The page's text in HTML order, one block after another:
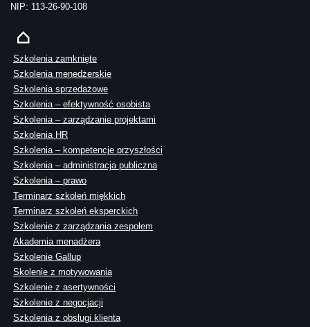
NIP: 113-26-90-108
Szkolenia zamknięte
Szkolenia menedżerskie
Szkolenia sprzedażowe
Szkolenia – efektywność osobista
Szkolenia – zarządzanie projektami
Szkolenia HR
Szkolenia – kompetencje przyszłości
Szkolenia – administracja publiczna
Szkolenia – prawo
Terminarz szkoleń miękkich
Terminarz szkoleń eksperckich
Szkolenie z zarządzania zespołem
Akademia menadżera
Szkolenie Gallup
Skolenie z motywowania
Szkolenie z asertywności
Szkolenie z negocjacji
Szkolenia z obsługi klienta